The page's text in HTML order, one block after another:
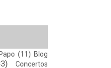
(11) Blog
Concertos